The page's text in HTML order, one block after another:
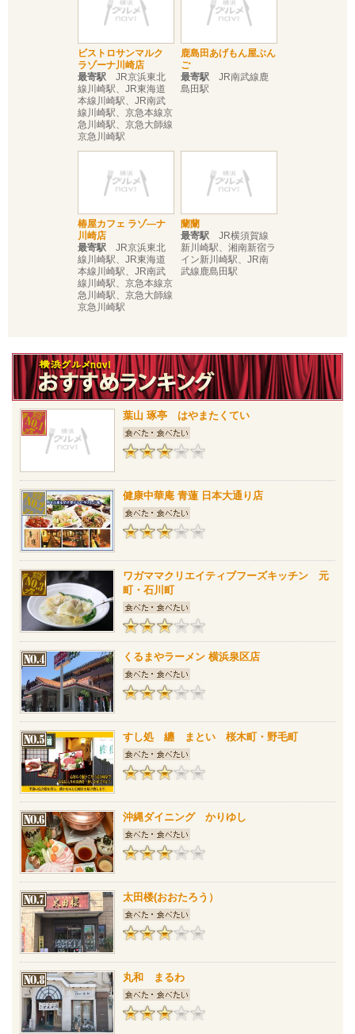
ビストロサンマルク
ラゾーナ川崎店
最寄駅 JR京浜東北
線川崎駅、JR東海道
本線川崎駅、JR南武
線川崎駅、京急本線京
急川崎駅、京急大師線
京急川崎駅
鹿島田あげもん屋ぶん
ご
最寄駅 JR南武線鹿
島田駅
椿屋カフェ ラゾ―ナ
川崎店
最寄駅 JR京浜東北
線川崎駅、JR東海道
本線川崎駅、JR南武
線川崎駅、京急本線京
急川崎駅、京急大師線
京急川崎駅
蘭蘭
最寄駅 JR横須賀線
新川崎駅、湘南新宿ラ
イン新川崎駅、JR南
武線鹿島田駅
葉山 琢亭 はやまたくてい
健康中華庵 青蓮 日本大通り店
ワガママクリエイティブフーズキッチン 元
町・石川町
くるまやラーメン 横浜泉区店
すし処 纏 まとい 桜木町・野毛町
沖縄ダイニング かりゆし
太田楼(おおたろう）
丸和 まるわ